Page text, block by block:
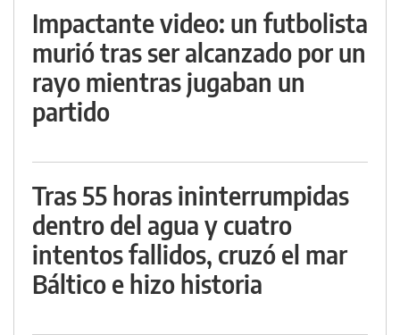
Impactante video: un futbolista
murió tras ser alcanzado por un
rayo mientras jugaban un
partido
Tras 55 horas ininterrumpidas
dentro del agua y cuatro
intentos fallidos, cruzó el mar
Báltico e hizo historia